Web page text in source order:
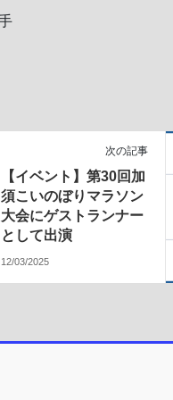
次の記事
【イベント】第30回加
須こいのぼりマラソン
大会にゲストランナー
として出演
12/03/2025